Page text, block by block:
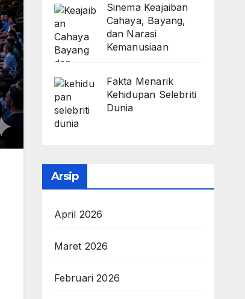
Sinema Keajaiban
Cahaya, Bayang,
dan Narasi
Kemanusiaan
Fakta Menarik
Kehidupan Selebriti
Dunia
Arsip
April 2026
Maret 2026
Februari 2026